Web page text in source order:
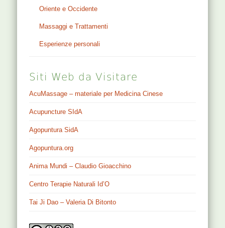
Oriente e Occidente
Massaggi e Trattamenti
Esperienze personali
Siti Web da Visitare
AcuMassage – materiale per Medicina Cinese
Acupuncture SIdA
Agopuntura SidA
Agopuntura.org
Anima Mundi – Claudio Gioacchino
Centro Terapie Naturali Id’O
Tai Ji Dao – Valeria Di Bitonto